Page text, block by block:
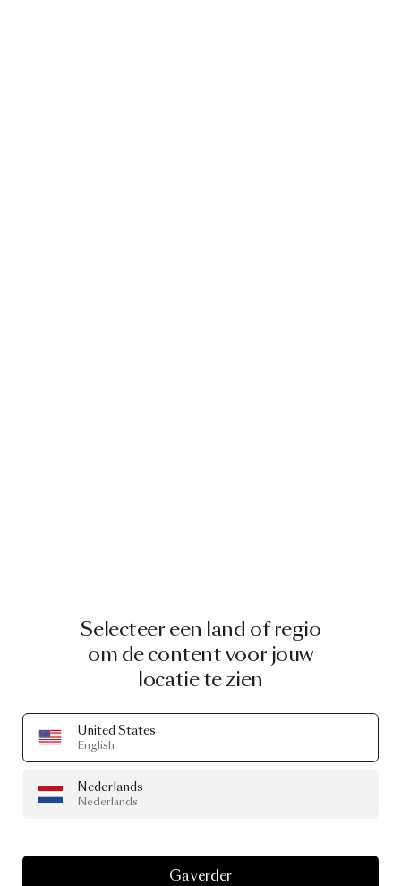
Selecteer een land of regio
om de content voor jouw
locatie te zien
United States
English
Nederlands
Nederlands
Ga verder